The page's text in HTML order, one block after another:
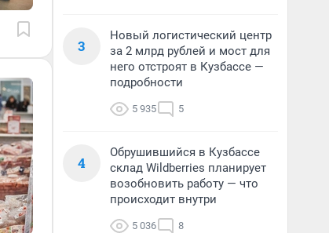
3
Новый логистический центр
за 2 млрд рублей и мост для
него отстроят в Кузбассе —
подробности
5 935 5
4
Обрушившийся в Кузбассе
склад Wildberries планирует
возобновить работу — что
происходит внутри
5 036 8